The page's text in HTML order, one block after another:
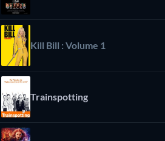
Kill Bill : Volume 1
Trainspotting